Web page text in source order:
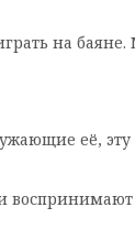
на баяне.
её,
воспринимают